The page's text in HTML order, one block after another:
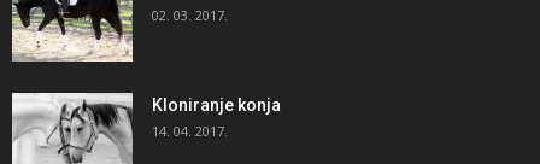
02. 03. 2017.
Kloniranje konja
14. 04. 2017.